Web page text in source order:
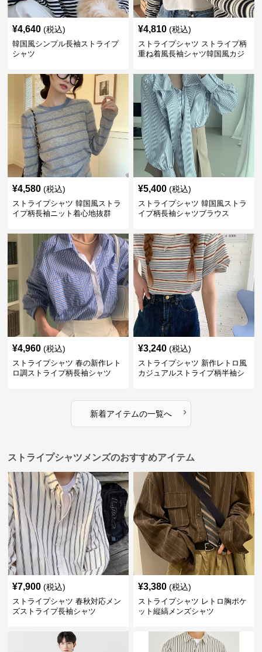
¥4,640 (税込)
韓国風シンプル長袖ストライプ
シャツ
¥4,810 (税込)
ストライプシャツ ストライプ柄
重ね着風長袖シャツ韓国風カジ
¥4,580 (税込)
ストライプシャツ 韓国風ストラ
イプ柄長袖ニット着心地抜群
¥5,400 (税込)
ストライプシャツ 韓国風ストラ
イプ柄長袖シャツブラウス
¥4,960 (税込)
ストライプシャツ 春の新作レト
ロ調ストライプ柄長袖シャツ
¥3,240 (税込)
ストライプシャツ 新作レトロ風
カジュアルストライプ柄半袖シ
新着アイテムの一覧へ ›
ストライプシャツメンズのおすすめアイテム
¥7,900 (税込)
ストライプシャツ 春秋対応メン
ズストライプ長袖シャツ
¥3,380 (税込)
ストライプシャツ レトロ胸ポケ
ット縦縞メンズシャツ